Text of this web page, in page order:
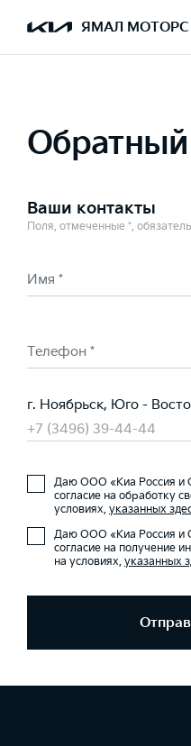
ЯМАЛ МОТОРС
Выбран K5
Ваши контакты
Поля, отмеченные *,
Имя *
Телефон *
г. Ноябрьск, Юго -
+7 (3496) 39-44-44
Даю ООО «Киа Россия
согласие на обработку
условиях, указанных
Даю ООО «Киа Россия
согласие на получение
на условиях, указанных